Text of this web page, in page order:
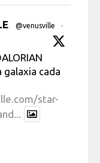
@venusville
·
galaxia cada
star-